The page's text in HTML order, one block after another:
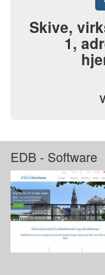
Skive,
1,
EDB - Software